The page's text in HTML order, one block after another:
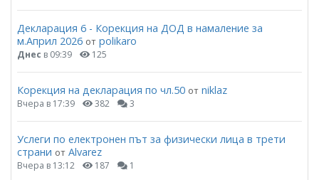
Декларация 6 - Корекция на ДОД в намаление за
м.Април 2026 от polikaro
Днес в 09:39 125
Корекция на декларация по чл.50 от niklaz
Вчера в 17:39 382 3
Услеги по електронен път за физически лица в трети
страни от Alvarez
Вчера в 13:12 187 1